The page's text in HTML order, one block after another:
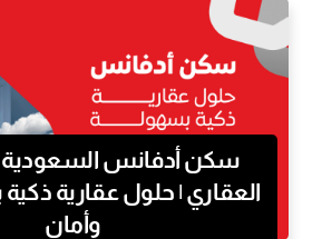
سكن أدفانس
العقاري | حلول عقارية
وأمان